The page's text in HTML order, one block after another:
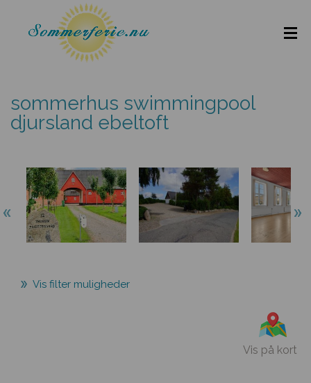
sommerhus swimmingpool
djursland ebeltoft
Vis filter muligheder
Vis på kort